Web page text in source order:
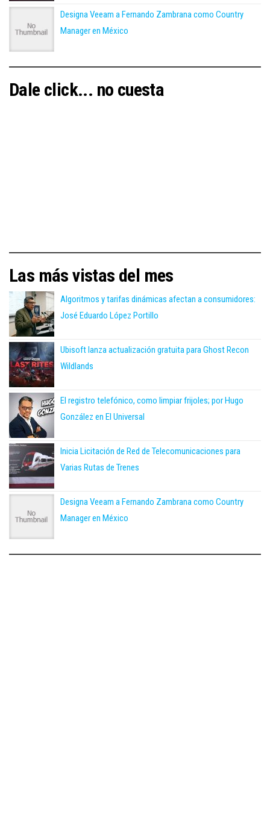
Designa Veeam a Fernando Zambrana como Country
Manager en México
Dale click... no cuesta
Las más vistas del mes
Algoritmos y tarifas dinámicas afectan a consumidores:
José Eduardo López Portillo
Ubisoft lanza actualización gratuita para Ghost Recon
Wildlands
El registro telefónico, como limpiar frijoles; por Hugo
González en El Universal
Inicia Licitación de Red de Telecomunicaciones para
Varias Rutas de Trenes
Designa Veeam a Fernando Zambrana como Country
Manager en México